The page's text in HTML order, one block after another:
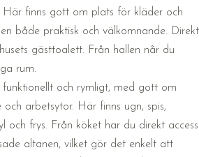
Här finns gott om plats för kläder och
både praktisk och välkomnande. Direkt
gästtoalett. Från hallen når du
rum.
och rymligt, med gott om
och arbetsytor. Här finns ugn, spis,
och frys. Från köket har du direkt access
altanen, vilket gör det enkelt att